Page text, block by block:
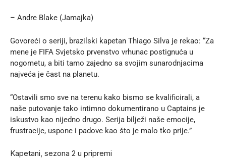
– Andre Blake (Jamajka)
Govoreći o seriji, brazilski kapetan Thiago Silva je rekao: “Za
mene je FIFA Svjetsko prvenstvo vrhunac postignuća u
nogometu, a biti tamo zajedno sa svojim sunarodnjacima
najveća je čast na planetu.
“Ostavili smo sve na terenu kako bismo se kvalificirali, a
naše putovanje tako intimno dokumentirano u Captains je
iskustvo kao nijedno drugo. Serija bilježi naše emocije,
frustracije, uspone i padove kao što je malo tko prije.”
Kapetani, sezona 2 u pripremi